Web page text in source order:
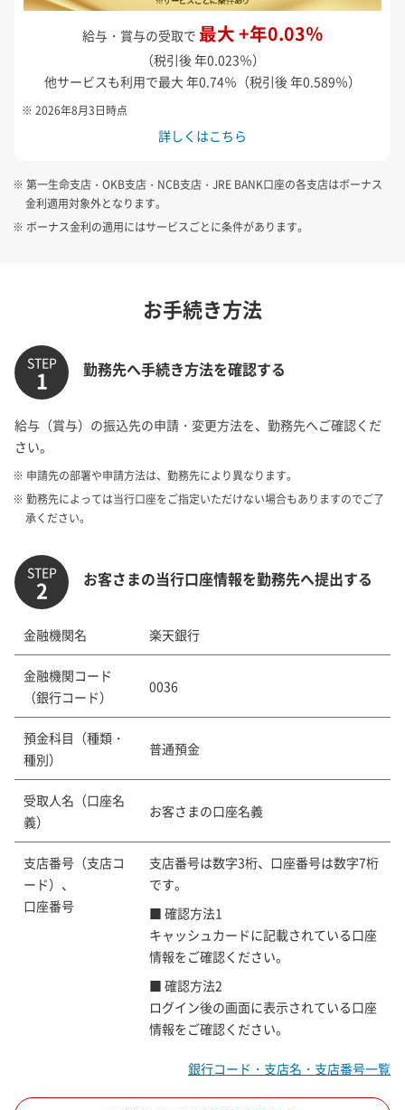
給与・賞与の受取で 最大 +年0.03％
（税引後 年0.023％）
他サービスも利用で最大 年0.74％（税引後 年0.589％）
※ 2026年8月3日時点
詳しくはこちら
※ 第一生命支店・OKB支店・NCB支店・JRE BANK口座の各支店はボーナス
金利適用対象外となります。
※ ボーナス金利の適用にはサービスごとに条件があります。
お手続き方法
STEP
1 勤務先へ手続き方法を確認する
給与（賞与）の振込先の申請・変更方法を、勤務先へご確認くだ
さい。
※ 申請先の部署や申請方法は、勤務先により異なります。
※ 勤務先によっては当行口座をご指定いただけない場合もありますのでご了
承ください。
STEP
2 お客さまの当行口座情報を勤務先へ提出する
金融機関名 楽天銀行
金融機関コード
（銀行コード）
0036
預金科目（種類・
種別）
普通預金
受取人名（口座名
義）
お客さまの口座名義
支店番号（支店コ
ード）、
口座番号
支店番号は数字3桁、口座番号は数字7桁
です。
■ 確認方法1
キャッシュカードに記載されている口座
情報をご確認ください。
■ 確認方法2
ログイン後の画面に表示されている口座
情報をご確認ください。
銀行コード・支店名・支店番号一覧